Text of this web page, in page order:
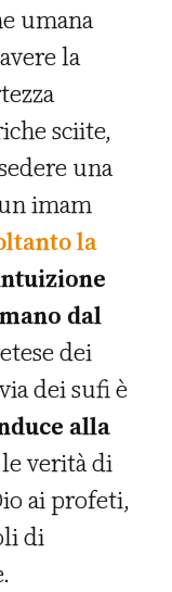
umana
la
sciite,
una
imam
la
dal
dei
dei sufi è
alla
verità di
ai profeti,
di